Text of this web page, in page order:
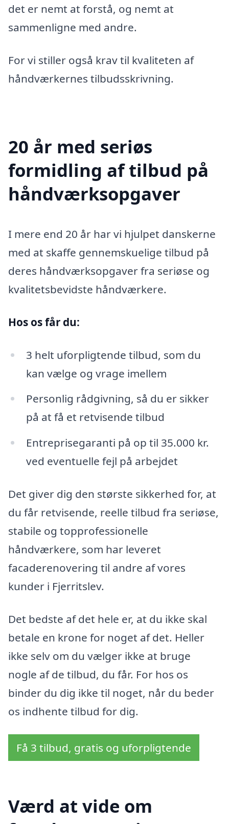
det er nemt at forstå, og nemt at
sammenligne med andre.
For vi stiller også krav til kvaliteten af
håndværkernes tilbudsskrivning.
20 år med seriøs
formidling af tilbud på
håndværksopgaver
I mere end 20 år har vi hjulpet danskerne
med at skaffe gennemskuelige tilbud på
deres håndværksopgaver fra seriøse og
kvalitetsbevidste håndværkere.
Hos os får du:
3 helt uforpligtende tilbud, som du
kan vælge og vrage imellem
Personlig rådgivning, så du er sikker
på at få et retvisende tilbud
Entreprisegaranti på op til 35.000 kr.
ved eventuelle fejl på arbejdet
Det giver dig den største sikkerhed for, at
du får retvisende, reelle tilbud fra seriøse,
stabile og topprofessionelle
håndværkere, som har leveret
facaderenovering til andre af vores
kunder i Fjerritslev.
Det bedste af det hele er, at du ikke skal
betale en krone for noget af det. Heller
ikke selv om du vælger ikke at bruge
nogle af de tilbud, du får. For hos os
binder du dig ikke til noget, når du beder
os indhente tilbud for dig.
Få 3 tilbud, gratis og uforpligtende
Værd at vide om